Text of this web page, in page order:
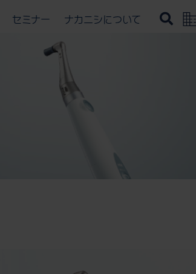
セミナー ナカニシについて